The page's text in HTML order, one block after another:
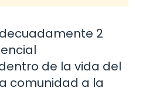
2
de la vida del
comunidad a la